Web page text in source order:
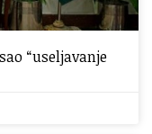
“useljavanje